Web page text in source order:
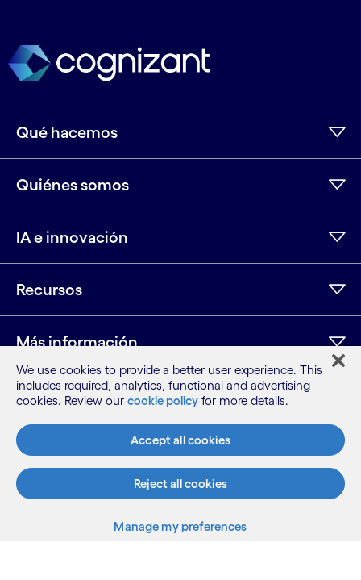
Qué hacemos
Quiénes somos
IA e innovación
Recursos
Más información
Instagram
Youtube
Mapa del sitio
Condiciones
Aviso de privacidad
Aviso de cookies
©2026 Cognizant, todos los derechos reservados
We use cookies to provide a better user experience. This
includes required, analytics, functional and advertising
cookies. Review our cookie policy for more details.
Accept all cookies
Reject all cookies
Manage my preferences